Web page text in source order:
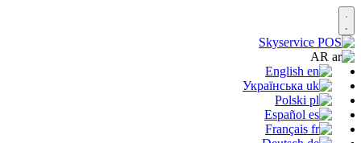
English
Українська
Polski
Español
Français